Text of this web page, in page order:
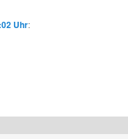
Uhr: